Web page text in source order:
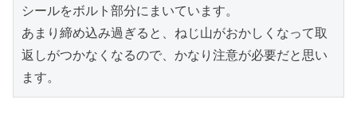
シールをボルト部分にまいています。
あまり締め込み過ぎると、ねじ山がおかしくなって取
返しがつかなくなるので、かなり注意が必要だと思い
ます。